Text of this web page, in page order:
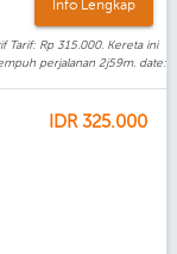
Info Lengkap
Tarif: Rp 315.000. Kereta ini
perjalanan 2j59m. date:
IDR325.000